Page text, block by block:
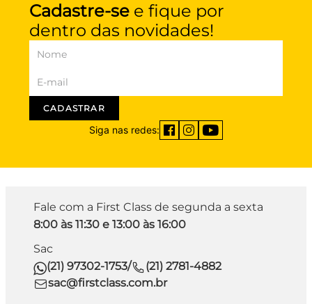
Cadastre-se e fique por
dentro das novidades!
CADASTRAR
Siga nas redes:
Fale com a First Class de segunda a sexta
8:00 às 11:30 e 13:00 às 16:00
Sac
(21) 97302-1753/
(21) 2781-4882
sac@firstclass.com.br